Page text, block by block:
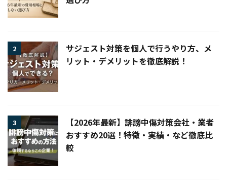
2
サジェスト対策を個人で行うやり方、メ
リット・デメリットを徹底解説！
3
【2026年最新】誹謗中傷対策会社・業者
おすすめ20選！特徴・実績・など徹底比
較